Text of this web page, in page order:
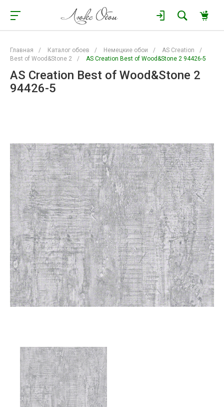
Главная / Каталог обоев / Немецкие обои / AS Creation
/
Best of Wood&Stone 2
/ AS Creation Best of Wood&Stone 2 94426-5
AS Creation Best of Wood&Stone 2
94426-5